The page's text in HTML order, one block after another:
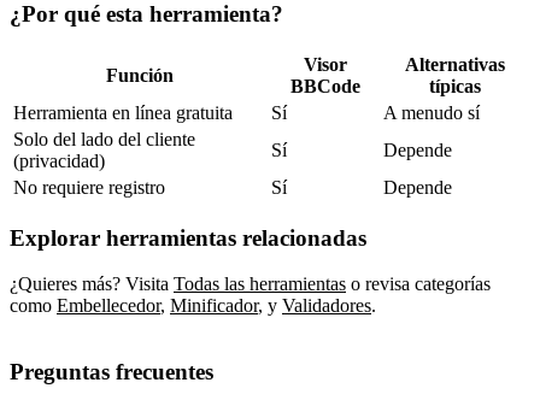
¿Por qué esta herramienta?
Función
Visor
BBCode
Alternativas
típicas
Herramienta en línea gratuita
Sí
A menudo sí
Solo del lado del cliente
(privacidad)
Sí
Depende
No requiere registro
Sí Depende
Explorar herramientas relacionadas
¿Quieres más? Visita Todas las herramientas o revisa categorías
como Embellecedor, Minificador, y Validadores.
Preguntas frecuentes